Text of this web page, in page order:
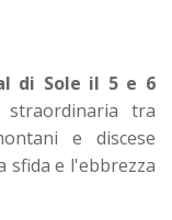
di Sole il 5 e 6
straordinaria tra
e discese
sfida e l'ebbrezza